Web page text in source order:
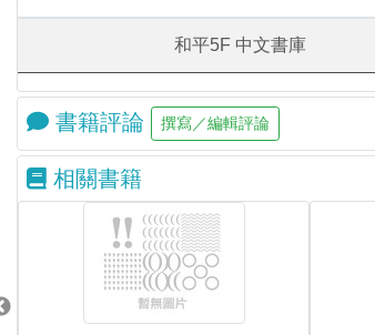
和平5F 中文書庫
書籍評論
相關書籍